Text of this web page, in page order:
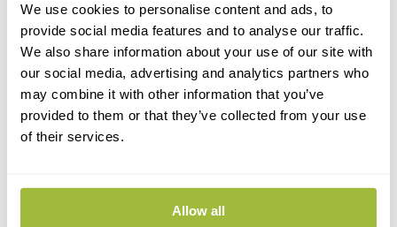
We use cookies to personalise content and ads, to
provide social media features and to analyse our traffic.
We also share information about your use of our site with
our social media, advertising and analytics partners who
may combine it with other information that you’ve
provided to them or that they’ve collected from your use
of their services.
Allow all
Startdatum - Einddatum
In
ziet u onder "Mijn Gegevens" bij "Startdatum -
Einddatum" de looptijd van uw eHerkenning. Deze looptijd is gelijk
aan de langstlopende geregistreerde machtiging op
uw eHerkenning.
Twee maanden voordat een organisatie of machtiging verloopt,
machtiging, ook de looptijd van uw eHerkenningsmiddel, tenzij u
andere machtigingen heeft met een langere looptijd dan degene die u